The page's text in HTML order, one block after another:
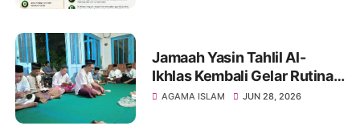
Jamaah Yasin Tahlil Al-
Ikhlas Kembali Gelar Rutinan
di Kediaman Bapak Sugeng
AGAMA ISLAM JUN 28, 2026